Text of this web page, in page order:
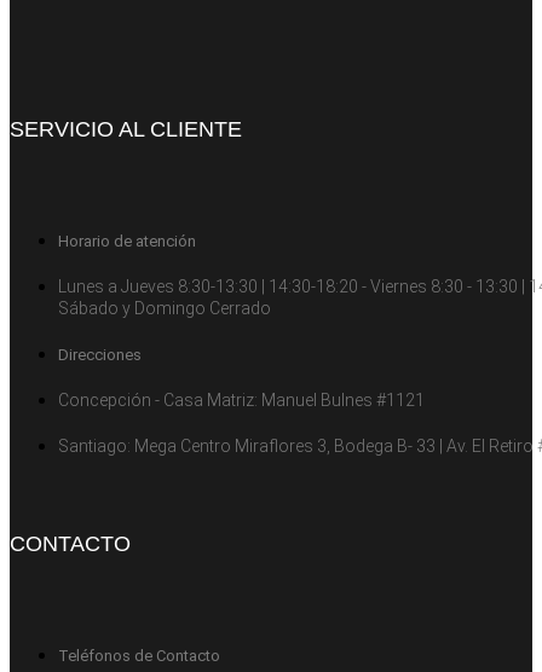
SERVICIO AL CLIENTE
Horario de atención
Lunes a Jueves 8:30-13:30 | 14:30-18:20 - Viernes 8:30 - 13:30 |
Sábado y Domingo Cerrado
Direcciones
Concepción - Casa Matriz: Manuel Bulnes #1121
Santiago: Mega Centro Miraflores 3, Bodega B- 33 | Av. El Retiro
CONTACTO
Teléfonos de Contacto